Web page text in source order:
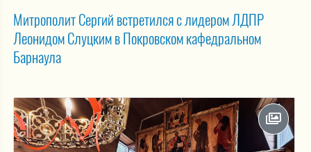
Митрополит Сергий встретился с лидером ЛДПР
Леонидом Слуцким в Покровском кафедральном
Барнаула